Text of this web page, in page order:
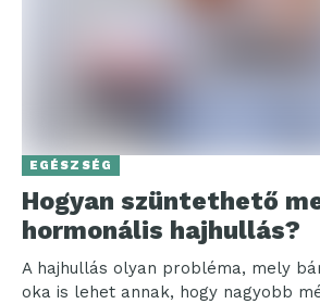
EGÉSZSÉG
Hogyan szüntethető
hormonális hajhullás?
A hajhullás olyan probléma, mely
oka is lehet annak, hogy nagyobb